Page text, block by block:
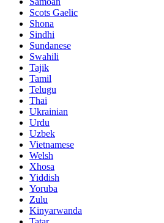
Scots Gaelic
Shona
Sindhi
Sundanese
Swahili
Tajik
Tamil
Telugu
Thai
Ukrainian
Urdu
Uzbek
Vietnamese
Welsh
Xhosa
Yiddish
Yoruba
Zulu
Kinyarwanda